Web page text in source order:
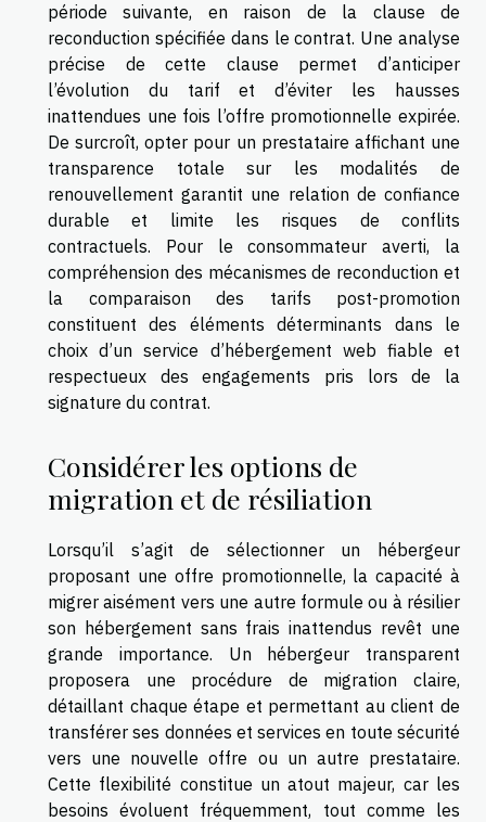
période suivante, en raison de la clause de
reconduction spécifiée dans le contrat. Une analyse
précise de cette clause permet d’anticiper
l’évolution du tarif et d’éviter les hausses
inattendues une fois l’offre promotionnelle expirée.
De surcroît, opter pour un prestataire affichant une
transparence totale sur les modalités de
renouvellement garantit une relation de confiance
durable et limite les risques de conflits
contractuels. Pour le consommateur averti, la
compréhension des mécanismes de reconduction et
la comparaison des tarifs post-promotion
constituent des éléments déterminants dans le
choix d’un service d’hébergement web fiable et
respectueux des engagements pris lors de la
signature du contrat.
Considérer les options de
migration et de résiliation
Lorsqu’il s’agit de sélectionner un hébergeur
proposant une offre promotionnelle, la capacité à
migrer aisément vers une autre formule ou à résilier
son hébergement sans frais inattendus revêt une
grande importance. Un hébergeur transparent
proposera une procédure de migration claire,
détaillant chaque étape et permettant au client de
transférer ses données et services en toute sécurité
vers une nouvelle offre ou un autre prestataire.
Cette flexibilité constitue un atout majeur, car les
besoins évoluent fréquemment, tout comme les